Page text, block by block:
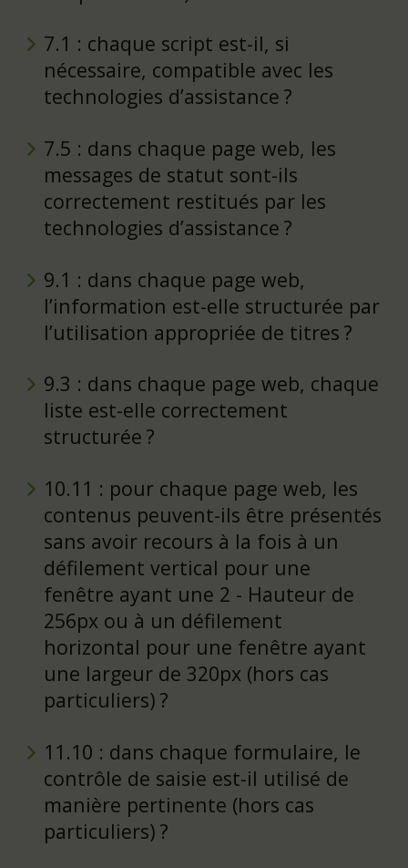
7.1 : chaque script est-il, si
nécessaire, compatible avec les
technologies d’assistance ?
7.5 : dans chaque page web, les
messages de statut sont-ils
correctement restitués par les
technologies d’assistance ?
9.1 : dans chaque page web,
l’information est-elle structurée par
l’utilisation appropriée de titres ?
9.3 : dans chaque page web, chaque
liste est-elle correctement
structurée ?
10.11 : pour chaque page web, les
contenus peuvent-ils être présentés
sans avoir recours à la fois à un
défilement vertical pour une
fenêtre ayant une 2 - Hauteur de
256px ou à un défilement
horizontal pour une fenêtre ayant
une largeur de 320px (hors cas
particuliers) ?
11.10 : dans chaque formulaire, le
contrôle de saisie est-il utilisé de
manière pertinente (hors cas
particuliers) ?